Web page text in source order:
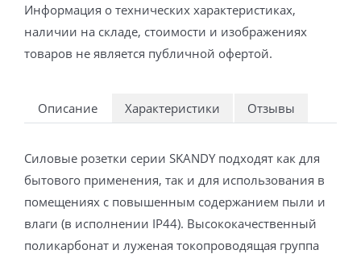
Информация о технических характеристиках,
наличии на складе, стоимости и изображениях
товаров не является публичной офертой.
Описание Характеристики Отзывы
Силовые розетки серии SKANDY подходят как для
бытового применения, так и для использования в
помещениях с повышенным содержанием пыли и
влаги (в исполнении IP44). Высококачественный
поликарбонат и луженая токопроводящая группа